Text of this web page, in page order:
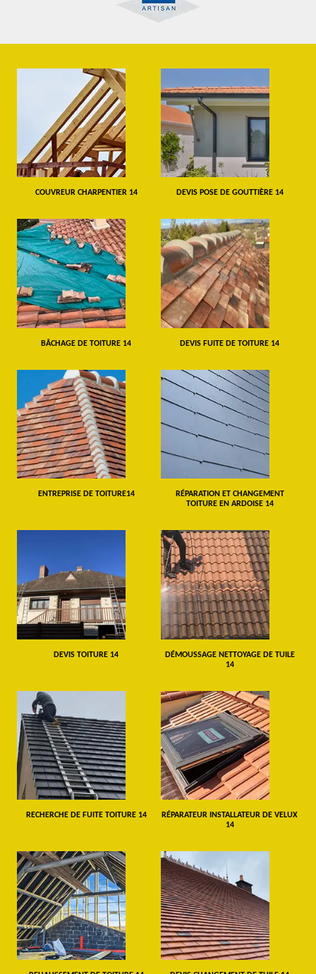
COUVREUR CHARPENTIER 14 DEVIS POSE DE GOUTTIÈRE 14
BÂCHAGE DE TOITURE 14 DEVIS FUITE DE TOITURE 14
ENTREPRISE DE TOITURE14
RÉPARATION ET CHANGEMENT
TOITURE EN ARDOISE 14
DEVIS TOITURE 14
DÉMOUSSAGE NETTOYAGE DE TUILE
14
RECHERCHE DE FUITE TOITURE 14
RÉPARATEUR INSTALLATEUR DE VELUX
14